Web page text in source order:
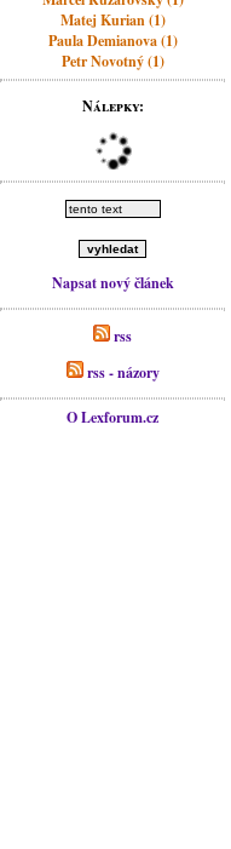
Matej Kurian (1)
Paula Demianova (1)
Petr Novotný (1)
Nálepky:
Napsat nový článek
rss
rss - názory
O Lexforum.cz